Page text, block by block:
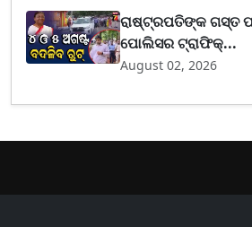
ରାଷ୍ଟ୍ରପତିଙ୍କ ଗସ୍ତ
ପୋଲିସର ଟ୍ରାଫିକ୍...
August 02, 2026